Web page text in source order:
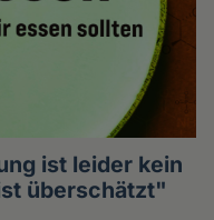
ist leider kein
überschätzt"